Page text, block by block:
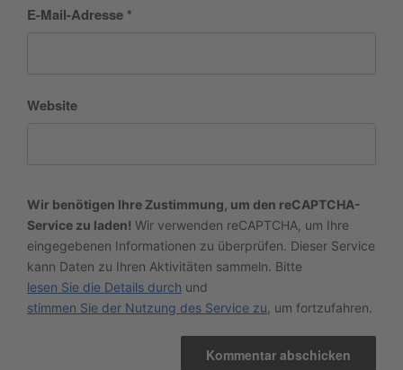
E-Mail-Adresse *
Website
Wir benötigen Ihre Zustimmung, um den reCAPTCHA-
Service zu laden! Wir verwenden reCAPTCHA, um Ihre
eingegebenen Informationen zu überprüfen. Dieser Service
kann Daten zu Ihren Aktivitäten sammeln. Bitte
lesen Sie die Details durch und
stimmen Sie der Nutzung des Service zu , um fortzufahren.